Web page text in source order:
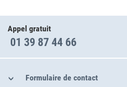
Appel gratuit
01 39 87 44 66
Formulaire de contact